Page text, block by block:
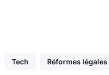
Tech Réformes légales